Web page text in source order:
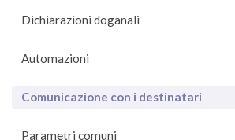
Dichiarazioni doganali
Automazioni
Comunicazione con i destinatari
Parametri comuni